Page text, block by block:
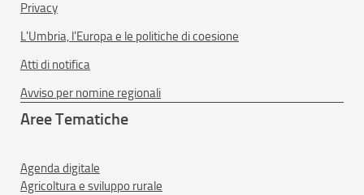
Privacy
L'Umbria, l'Europa e le politiche di coesione
Atti di notifica
Avviso per nomine regionali
Aree Tematiche
Agenda digitale
Agricoltura e sviluppo rurale